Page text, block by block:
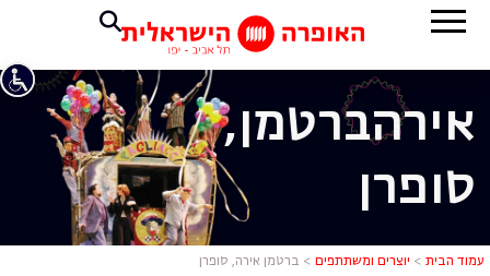
ברטמן
אירהברטמן,
סופרן
עמוד הבית > יוצרים ומשתתפים > ברטמן אירה, סופרן